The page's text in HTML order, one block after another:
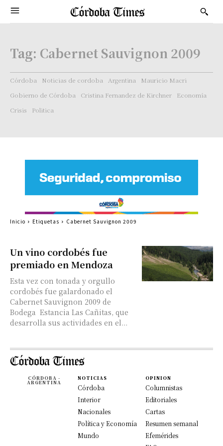
Tag: Cabernet Sauvignon 2009
Córdoba Noticias de cordoba Argentina
Mauricio Macri
Gobierno de Córdoba
Cristina Fernandez de Kirchner
Economía
Crisis
Politica
Un vino cordobés fue
premiado en Mendoza
Esta vez con tonada y orgullo
cordobés fue galardonado el
Cabernet Sauvignon 2009 de
Bodega Estancia Las Cañitas, que
desarrolla sus actividades en el...
Inicio Etiquetas Cabernet Sauvignon 2009
CÓRDOBA -
ARGENTINA
NOTICIAS
Córdoba
Interior
Nacionales
Política y Economía
Mundo
OPINION
Columnistas
Editoriales
Cartas
Resumen semanal
Efemérides